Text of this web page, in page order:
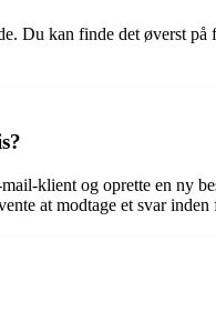
Du kan finde det øverst
klient og oprette en ny
at modtage et svar inden